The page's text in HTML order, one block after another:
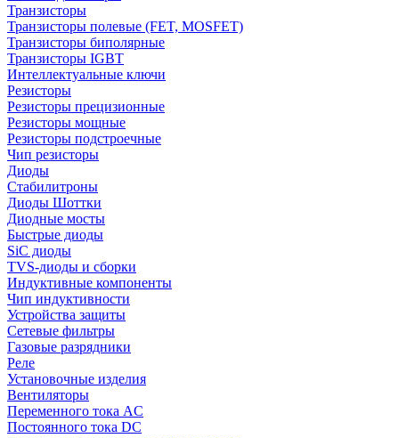
Транзисторы
Транзисторы полевые (FET, MOSFET)
Транзисторы биполярные
Транзисторы IGBT
Интеллектуальные ключи
Резисторы
Резисторы прецизионные
Резисторы мощные
Резисторы подстроечные
Чип резисторы
Диоды
Стабилитроны
Диоды Шоттки
Диодные мосты
Быстрые диоды
SiC диоды
TVS-диоды и сборки
Индуктивные компоненты
Чип индуктивности
Устройства защиты
Сетевые фильтры
Газовые разрядники
Реле
Установочные изделия
Вентиляторы
Переменного тока AC
Постоянного тока DC